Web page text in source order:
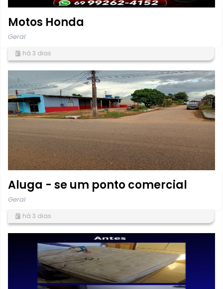
Motos Honda
Geral
há 3 dias
Aluga - se um ponto comercial
Geral
há 3 dias